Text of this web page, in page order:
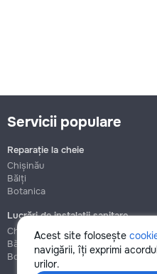
Acest site folosește
navigării, îți exprimi
urilor.
Servicii populare
Reparație la cheie
Chișinău
Bălți
Botanica
Lucrări de instalații sanitare
Chișinău
Bălți
Botanica